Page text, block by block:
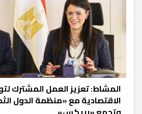
المشاط: تعزيز العمل المشترك
الاقتصادية مع «منظمة الدول